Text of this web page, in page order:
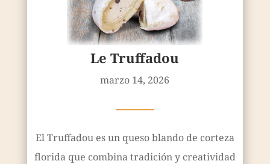
Le Truffadou
marzo 14, 2026
————
El Truffadou es un queso blando de corteza
florida que combina tradición y creatividad